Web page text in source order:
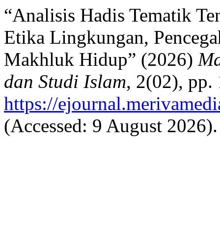
“Analisis Hadis Tematik
Etika Lingkungan,
Makhluk Hidup” (2026)
dan Studi Islam, 2(02), pp.
https://
(Accessed: 9 August 2026).